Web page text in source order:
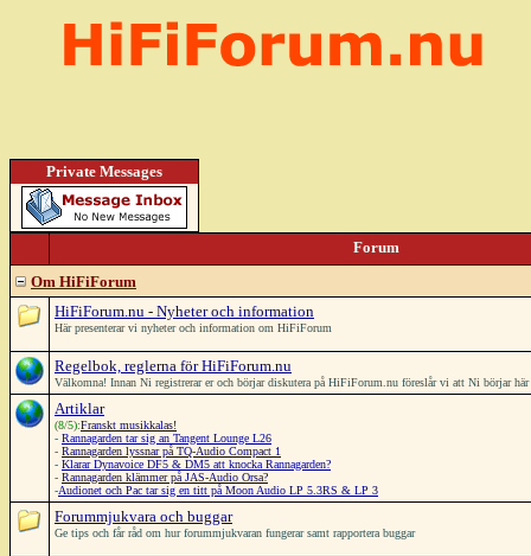
Private Messages
Forum
Om HiFiForum
HiFiForum.nu - Nyheter och information
Här presenterar vi nyheter och information om HiFiForum
Regelbok, reglerna för HiFiForum.nu
Välkomna! Innan Ni registrerar er och börjar diskutera på HiFiForum.nu föreslår vi att Ni börjar
Artiklar
(8/5):Franskt musikkalas!
- Rannagarden tar sig an Tangent Lounge L26
- Rannagarden lyssnar på TQ-Audio Compact 1
- Klarar Dynavoice DF5 & DM5 att knocka Rannagarden?
- Rannagarden klämmer på JAS-Audio Orsa?
-Audionet och Pac tar sig en titt på Moon Audio LP 5.3RS & LP 3
Forummjukvara och buggar
Ge tips och får råd om hur forummjukvaran fungerar samt rapportera buggar